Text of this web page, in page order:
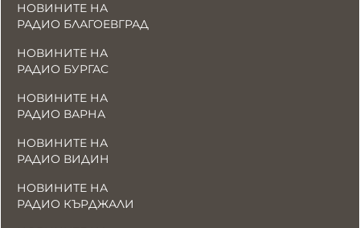
НОВИНИТЕ НА
РАДИО БЛАГОЕВГРАД
НОВИНИТЕ НА
РАДИО БУРГАС
НОВИНИТЕ НА
РАДИО ВАРНА
НОВИНИТЕ НА
РАДИО ВИДИН
НОВИНИТЕ НА
РАДИО КЪРДЖАЛИ